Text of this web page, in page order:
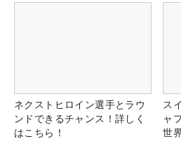
ネクストヒロイン選手とラウ
ンドできるチャンス！詳しく
はこちら！
ス
ャ
世